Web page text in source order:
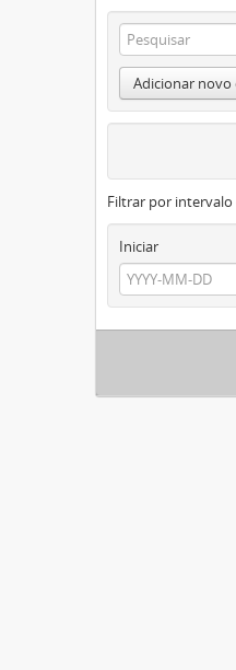
Adicionar novo
Filtrar por intervalo
Iniciar